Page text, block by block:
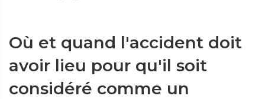
Où et quand l'accident doit
avoir lieu pour qu'il soit
considéré comme un